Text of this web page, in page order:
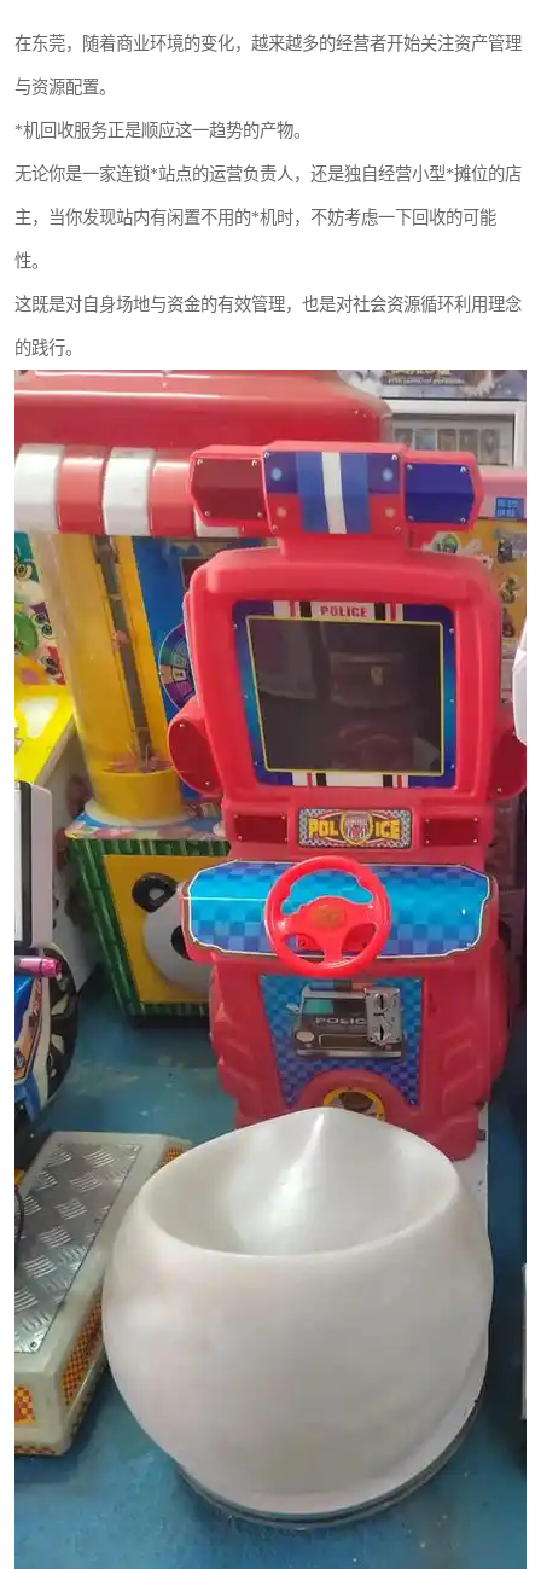
在东莞，随着商业环境的变化，越来越多的经营者开始关注资产管理
与资源配置。
*机回收服务正是顺应这一趋势的产物。
无论你是一家连锁*站点的运营负责人，还是独自经营小型*摊位的店
主，当你发现站内有闲置不用的*机时，不妨考虑一下回收的可能
性。
这既是对自身场地与资金的有效管理，也是对社会资源循环利用理念
的践行。